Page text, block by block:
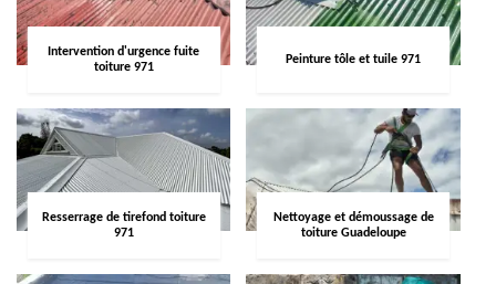
Intervention d'urgence fuite
toiture 971
Peinture tôle et tuile 971
Resserrage de tirefond toiture
971
Nettoyage et démoussage de
toiture Guadeloupe